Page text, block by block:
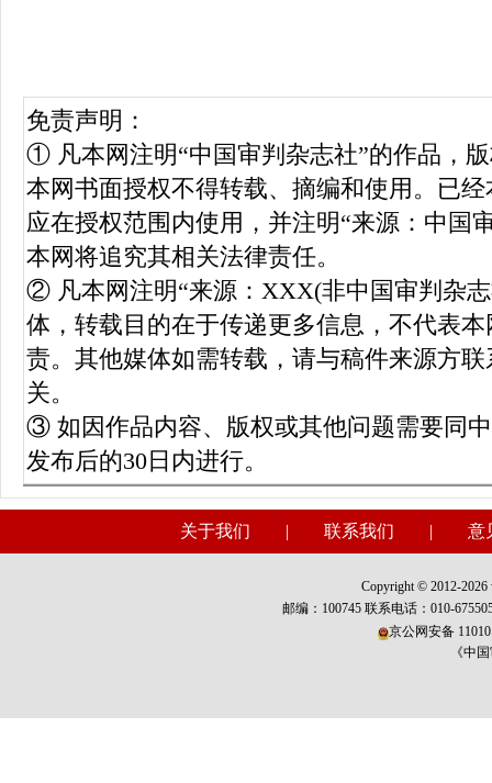
免责声明：
① 凡本网注明“中国审判杂志社”的作品，
本网书面授权不得转载、摘编和使用。已
应在授权范围内使用，并注明“来源：中国
本网将追究其相关法律责任。
② 凡本网注明“来源：XXX(非中国审判杂
体，转载目的在于传递更多信息，不代表
责。其他媒体如需转载，请与稿件来源方
关。
③ 如因作品内容、版权或其他问题需要同
发布后的30日内进行。
关于我们 | 联系我们 | 意
Copyright © 2012-2026
邮编：100745 联系电话：010-
京公网安备
《中